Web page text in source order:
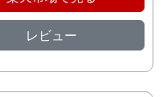
レビュー